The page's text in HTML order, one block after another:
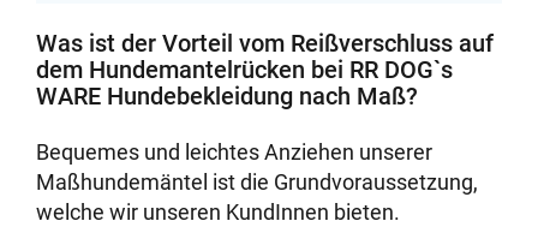
Was ist der Vorteil vom Reißverschluss auf
dem Hundemantelrücken bei RR DOG`s
WARE Hundebekleidung nach Maß?
Bequemes und leichtes Anziehen unserer
Maßhundemäntel ist die Grundvoraussetzung,
welche wir unseren KundInnen bieten.